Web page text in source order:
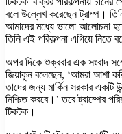
বলে উল্লেখ করেছেন ট্রাম্প।
আমাদের মধ্যে ভালো আলোচনা
তিনি এই পরিকল্পনা এগিয়ে নিতে
অপর দিকে শুক্রবার এক সংবাদ
জিয়াকুন বলেছেন, ‘আমরা আশা
তাদের জন্য মার্কিন সরকার একটি
নিশ্চিত করবে।’ তবে ট্রাম্পের
টিকটক।